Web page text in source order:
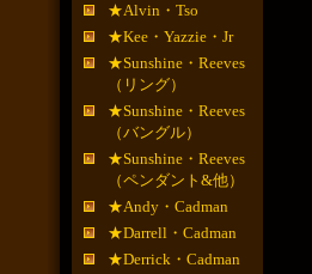
★Alvin・Tso
★Kee・Yazzie・Jr
★Sunshine・Reeves
（リング）
★Sunshine・Reeves
（バングル）
★Sunshine・Reeves
（ペンダント&他）
★Andy・Cadman
★Darrell・Cadman
★Derrick・Cadman